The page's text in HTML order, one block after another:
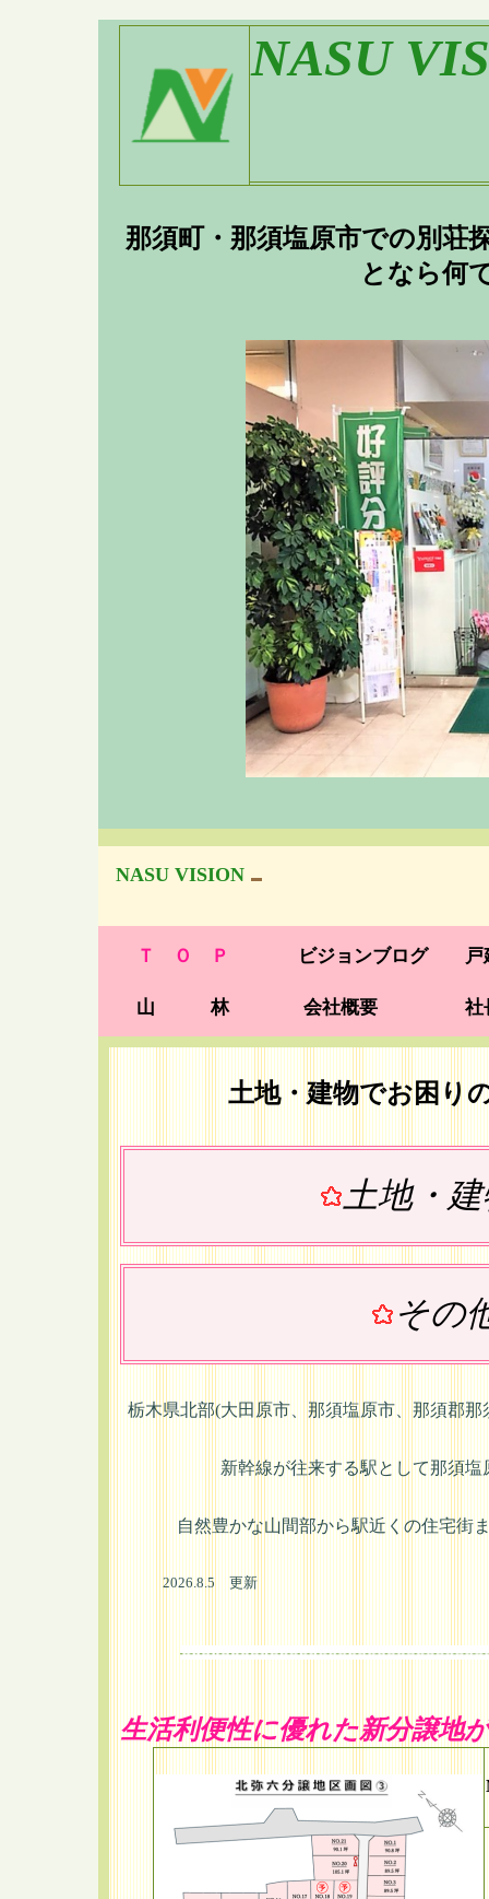
NASU
那須町・那須塩原市での別荘
となら何
NASU VISION
Ｔ　Ｏ　Ｐ ビジョンブログ 戸
山　　　林 会社概要 社
土地・建物でお困り
土地・
その
栃木県北部(大田原市、那須塩原市、那須郡
新幹線が往来する駅として那須
自然豊かな山間部から駅近くの住宅街
2026.8.5 更新
生活利便性に優れた新分譲地